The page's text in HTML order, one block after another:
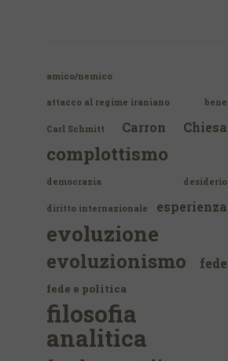
amico/nemico
attacco al regime iraniano bene
Carl Schmitt Carron Chiesa
complottismo
democrazia desiderio
diritto internazionale esperienza
evoluzione
evoluzionismo fede
fede e politica
filosofia
analitica